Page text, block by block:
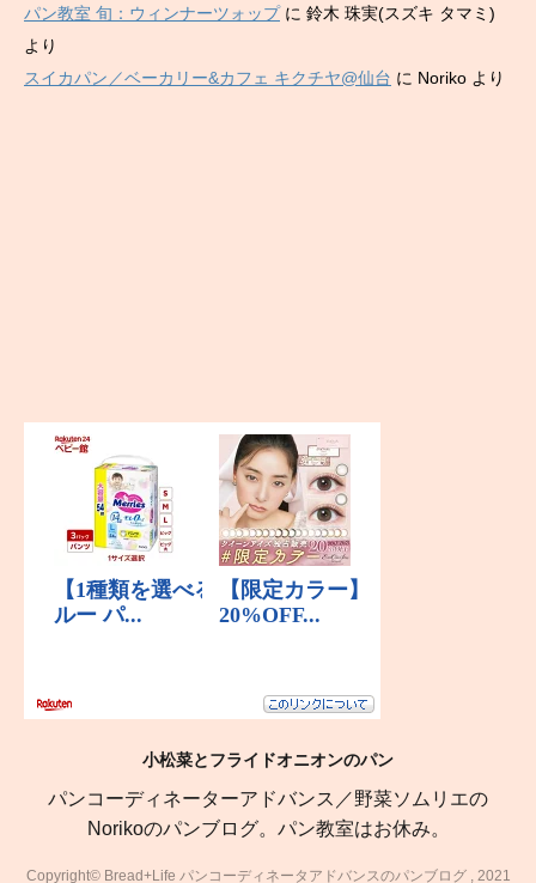
パン教室 旬：ウィンナーツォップに 鈴木 珠実(スズキ タマミ)
より
スイカパン／ベーカリー&カフェ キクチヤ@仙台 に Noriko より
小松菜とフライドオニオンのパン
パンコーディネーターアドバンス／野菜ソムリエの
Norikoのパンブログ。パン教室はお休み。
Copyright© Bread+Life パンコーディネータアドバンスのパンブログ , 2021